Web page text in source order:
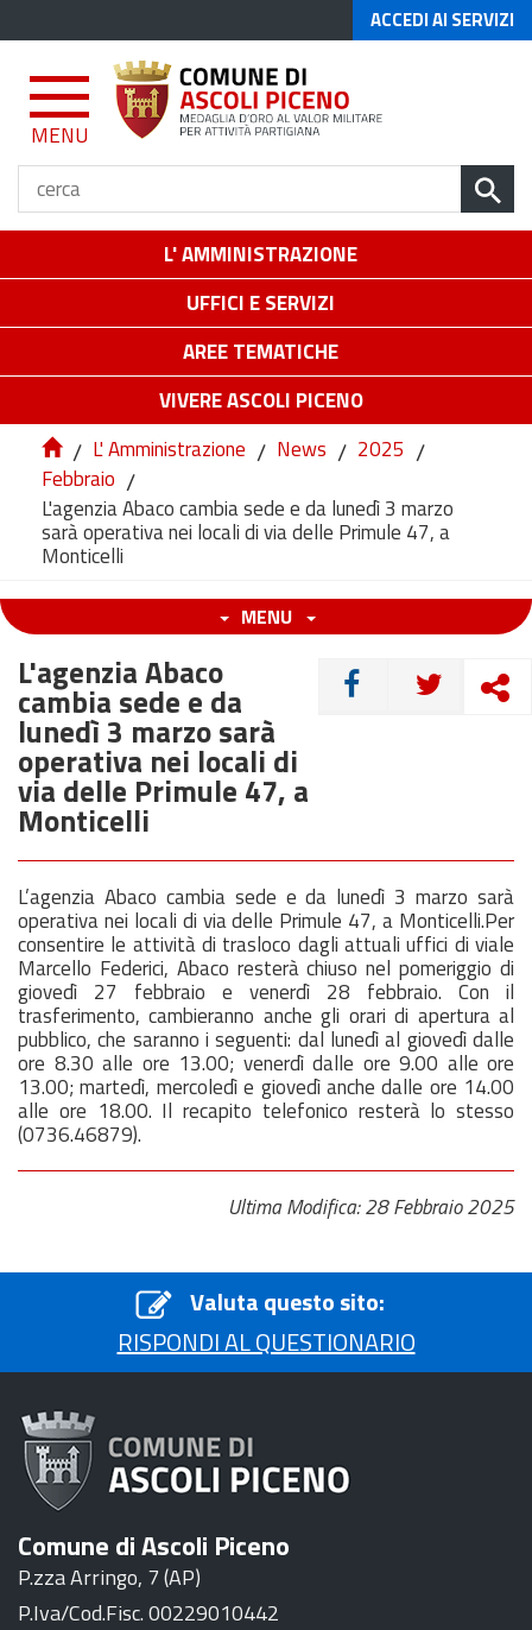
ACCEDI AI SERVIZI
MENU
L' AMMINISTRAZIONE
UFFICI E SERVIZI
AREE TEMATICHE
VIVERE ASCOLI PICENO
/ L' Amministrazione / News / 2025 /
Febbraio /
L'agenzia Abaco cambia sede e da lunedì 3 marzo
sarà operativa nei locali di via delle Primule 47, a
Monticelli
MENU
CONDIVIDI
L'agenzia Abaco
cambia sede e da
lunedì 3 marzo sarà
operativa nei locali di
via delle Primule 47, a
Monticelli
L’agenzia Abaco cambia sede e da lunedì 3marzosarà
operativa nei locali di via delle Primule 47, a Monticelli.Per
consentire le attività di trasloco dagli attuali uffici di viale
Marcello Federici, Abaco resterà chiuso nel pomeriggio di
giovedì 27 febbraio e venerdì 28 febbraio. Con il
trasferimento, cambieranno anche gli orari di apertura al
pubblico, che saranno i seguenti: dal lunedì al giovedì dalle
ore 8.30 alle ore 13.00; venerdì dalle ore 9.00 alle ore
13.00; martedì, mercoledì e giovedì anche dalle ore 14.00
alle ore 18.00. Il recapito telefonico resterà lo stesso
(0736.46879).
Ultima Modifica: 28 Febbraio 2025
Valuta questo sito:
RISPONDI AL QUESTIONARIO
Comune di Ascoli Piceno
P.zza Arringo, 7 (AP)
P.Iva/Cod.Fisc. 00229010442